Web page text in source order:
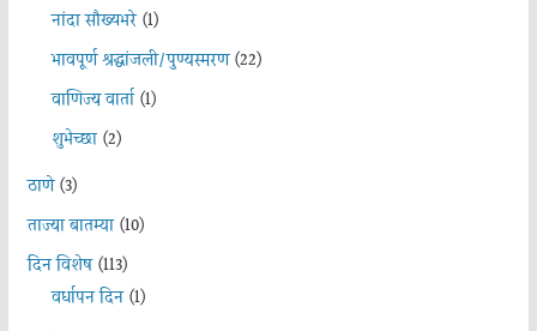
नांदा सौख्यभरे(1)
भावपूर्ण श्रद्धांजली/पुण्यस्मरण(22)
वाणिज्य वार्ता(1)
शुभेच्छा(2)
ठाणे(3)
ताज्या बातम्या(10)
दिन विशेष(113)
वर्धापन दिन(1)